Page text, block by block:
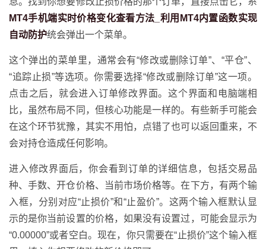
MT4手机端实时价格变化查看方法_利用MT4内置函数实现
自动防护统会弹出一个菜单。
这个弹出的菜单里，通常会有“修改或删除订单”、“平仓”、
“追踪止损”等选项。你需要选择“修改或删除订单”这一项。
点击之后，就会进入订单修改界面。这个界面和电脑端相
比，虽然布局不同，但核心功能是一样的。有些新手可能会
在这个环节犹豫，其实不用怕，点错了也可以返回重来，不
会对持仓造成任何影响。
进入修改界面后，你会看到订单的详细信息，包括交易品
种、手数、开仓价格、当前市场价格等。在下方，有两个输
入框，分别对应“止损价”和“止盈价”。这两个输入框默认显
示的是你当前设置的价格，如果没有设置过，可能会显示为
“0.00000”或者空白。现在，你只需要在“止损价”这个输入框